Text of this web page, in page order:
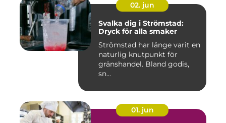
02. jun
Svalka dig i Strömstad:
Dryck för alla smaker
Strömstad har länge varit en
naturlig knutpunkt för
gränshandel. Bland godis,
sn...
01. jun